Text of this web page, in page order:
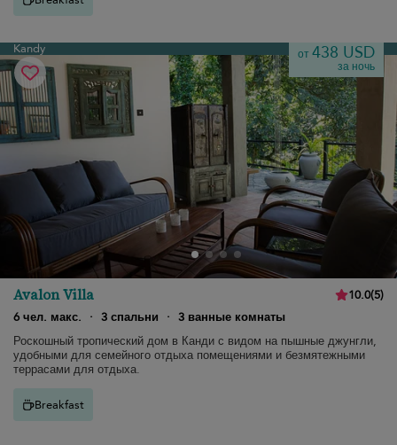
Kandy от438 USD
за ночь
Avalon Villa 10.0(5)
6 чел. макс.
· 3 спальни · 3 ванные комнаты
Роскошный тропический дом в Канди с видом на пышные джунгли,
удобными для семейного отдыха помещениями и безмятежными
террасами для отдыха.
Breakfast